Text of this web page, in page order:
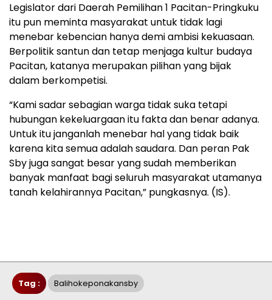
Legislator dari Daerah Pemilihan 1 Pacitan-Pringkuku
itu pun meminta masyarakat untuk tidak lagi
menebar kebencian hanya demi ambisi kekuasaan.
Berpolitik santun dan tetap menjaga kultur budaya
Pacitan, katanya merupakan pilihan yang bijak
dalam berkompetisi.
“Kami sadar sebagian warga tidak suka tetapi
hubungan kekeluargaan itu fakta dan benar adanya.
Untuk itu janganlah menebar hal yang tidak baik
karena kita semua adalah saudara. Dan peran Pak
Sby juga sangat besar yang sudah memberikan
banyak manfaat bagi seluruh masyarakat utamanya
tanah kelahirannya Pacitan,” pungkasnya. (IS).
Tag : Balihokeponakansby